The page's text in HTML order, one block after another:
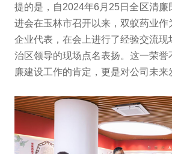
提的是，自2024年6月25日全区清廉
进会在玉林市召开以来，双蚁药业作
企业代表，在会上进行了经验交流现
治区领导的现场点名表扬。这一荣誉
廉建设工作的肯定，更是对公司未来